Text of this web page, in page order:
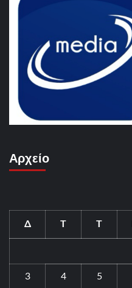
Αρχείο
Δ Τ Τ
3 4 5